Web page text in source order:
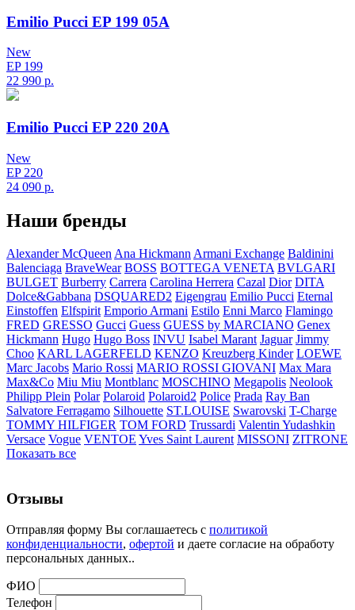
Emilio Pucci EP 199 05A
New
EP 199
22 990 р.
Emilio Pucci EP 220 20A
New
EP 220
24 090 р.
Наши бренды
Alexander McQueenAna HickmannArmani Exchange Baldinini
Balenciaga BraveWear BOSS BOTTEGA VENETA BVLGARI
BULGET Burberry Carrera Carolina Herrera Cazal Dior DITA
Dolce&Gabbana DSQUARED2 Eigengrau Emilio Pucci Eternal
Einstoffen Elfspirit Emporio Armani Estilo Enni Marco Flamingo
FRED GRESSO Gucci Guess GUESS by MARCIANO Genex
Hickmann Hugo Hugo Boss INVU Isabel Marant Jaguar Jimmy
Choo KARL LAGERFELD KENZO Kreuzberg Kinder LOEWE
Marc Jacobs Mario Rossi MARIO ROSSI GIOVANI Max Mara
Max&Co Miu Miu Montblanc MOSCHINO Megapolis Neolook
Philipp Plein Polar Polaroid Polaroid2 Police Prada Ray Ban
Salvatore Ferragamo Silhouette ST.LOUISE Swarovski T-Charge
TOMMY HILFIGER TOM FORD Trussardi Valentin Yudashkin
Versace Vogue VENTOE Yves Saint Laurent MISSONI ZITRONE
Показать все
Отзывы
Отправляя форму Вы соглашаетесь с политикой
конфиденциальности, офертой и даете согласие на обработу
персональных данных..
ФИО
Телефон